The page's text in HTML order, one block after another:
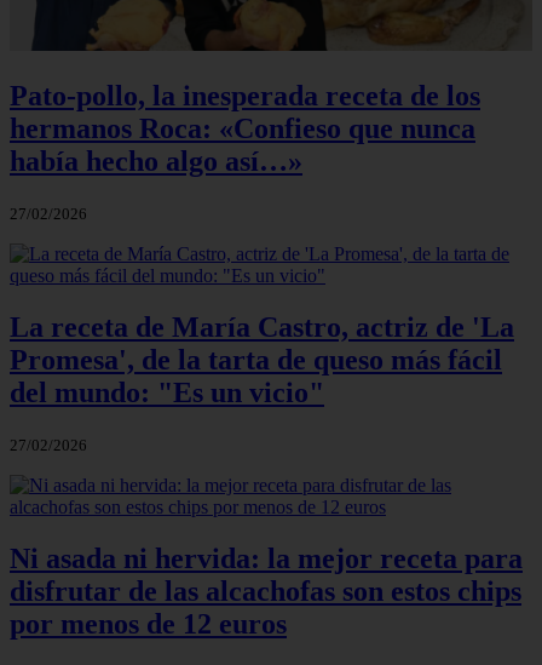
Pato-pollo, la inesperada receta de los
hermanos Roca: «Confieso que nunca
había hecho algo así…»
27/02/2026
La receta de María Castro, actriz de 'La
Promesa', de la tarta de queso más fácil
del mundo: "Es un vicio"
27/02/2026
Ni asada ni hervida: la mejor receta para
disfrutar de las alcachofas son estos chips
por menos de 12 euros